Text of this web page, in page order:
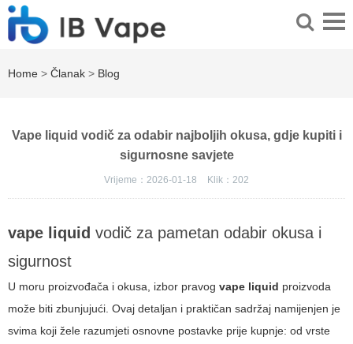
Home > Članak > Blog
Vape liquid vodič za odabir najboljih okusa, gdje kupiti i
sigurnosne savjete
Vrijeme：2026-01-18 Klik： 202
vape liquid vodič za pametan odabir okusa i
sigurnost
U moru proizvođača i okusa, izbor pravog vape liquid proizvoda
može biti zbunjujući. Ovaj detaljan i praktičan sadržaj namijenjen je
svima koji žele razumjeti osnovne postavke prije kupnje: od vrste